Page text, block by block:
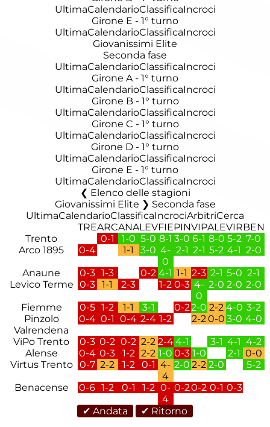
UltimaCalendarioClassificaIncroci
Girone E - 1° turno
UltimaCalendarioClassificaIncroci
Giovanissimi Elite
Seconda fase
UltimaCalendarioClassificaIncroci
Girone A - 1° turno
UltimaCalendarioClassificaIncroci
Girone B - 1° turno
UltimaCalendarioClassificaIncroci
Girone C - 1° turno
UltimaCalendarioClassificaIncroci
Girone D - 1° turno
UltimaCalendarioClassificaIncroci
Girone E - 1° turno
UltimaCalendarioClassificaIncroci
Elenco delle stagioni
Giovanissimi Elite ❯ Seconda fase
UltimaCalendarioClassificaIncrociArbitriCerca
TREARCANALEVFIEPINVIPALEVIRBEN
Trento
0-1 1-0 5-0 8-1 3-0 6-1 8-0 5-2 7-0
Arco 1895
0-4 1-1 3-0 4-
0
2-1 2-1 5-2 4-1 2-0
Anaune
0-3 1-3 0-2 4-1 1-1 2-3 2-1 5-0 2-1
Levico Terme 0-3 1-1 2-3 1-2 0-3 4-
0
2-0 2-0 2-0
Fiemme
0-5 1-2 1-1 3-1 0-22-0 2-2 4-0 3-2
Pinzolo
Valrendena
0-4 0-1 0-4 2-4 1-2 2-20-0 3-0 4-0
ViPo Trento
0-3 0-2 0-2 2-2 2-44-1 3-1 4-1 4-2
Alense
0-4 0-3 1-2 2-2 1-0 0-3 1-0 2-1 0-0
Virtus Trento 0-7 2-2 1-2 0-1 4-
4
2-0 2-2 2-0
5-2
Benacense
0-6 1-2 0-1 1-2 0-
4
0-20-2 0-1 0-3
✔ Andata ✔ Ritorno